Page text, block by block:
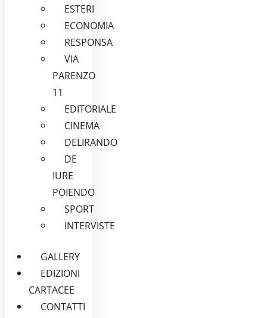
ESTERI
ECONOMIA
RESPONSA
VIA
PARENZO
11
EDITORIALE
CINEMA
DELIRANDO
DE
IURE
POIENDO
SPORT
INTERVISTE
GALLERY
EDIZIONI
CARTACEE
CONTATTI